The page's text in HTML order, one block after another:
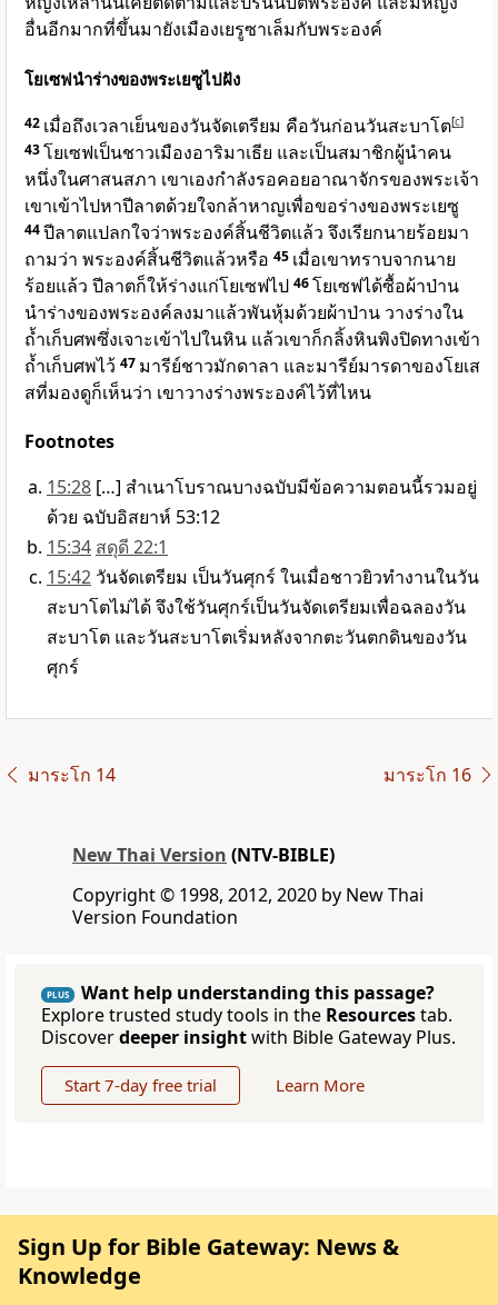
อื่นอีกมากที่ขึ้นมายังเมืองเยรูซาเล็มกับพระองค์
โยเซฟนำร่างของพระเยซูไปฝัง
42 เมื่อถึงเวลาเย็นของวันจัดเตรียม คือวันก่อนวันสะบาโต[c]
43โยเซฟเป็นชาวเมืองอาริมาเธีย และเป็นสมาชิกผู้นำคน
หนึ่งในศาสนสภา เขาเองกำลังรอคอยอาณาจักรของพระเจ้า
เขาเข้าไปหาปีลาตด้วยใจกล้าหาญเพื่อขอร่างของพระเยซู
44ปีลาตแปลกใจว่าพระองค์สิ้นชีวิตแล้ว จึงเรียกนายร้อยมา
ถามว่า พระองค์สิ้นชีวิตแล้วหรือ 45 เมื่อเขาทราบจากนาย
ร้อยแล้ว ปีลาตก็ให้ร่างแก่โยเซฟไป 46โยเซฟได้ซื้อผ้าป่าน
นำร่างของพระองค์ลงมาแล้วพันหุ้มด้วยผ้าป่าน วางร่างใน
ถ้ำเก็บศพซึ่งเจาะเข้าไปในหิน แล้วเขาก็กลิ้งหินพิงปิดทางเข้า
ถ้ำเก็บศพไว้ 47 มารีย์ชาวมักดาลา และมารีย์มารดาของโยเส
สที่มองดูก็เห็นว่า เขาวางร่างพระองค์ไว้ที่ไหน
Footnotes
15:28 […] สำเนาโบราณบางฉบับมีข้อความตอนนี้รวมอยู่
ด้วย ฉบับอิสยาห์ 53:12
15:34 สดุดี 22:1
15:42 วันจัดเตรียม เป็นวันศุกร์ ในเมื่อชาวยิวทำงานในวัน
สะบาโตไม่ได้ จึงใช้วันศุกร์เป็นวันจัดเตรียมเพื่อฉลองวัน
สะบาโต และวันสะบาโตเริ่มหลังจากตะวันตกดินของวัน
ศุกร์
มาระโก 14 มาระโก 16
New Thai Version (NTV-BIBLE)
Copyright © 1998, 2012, 2020 by New Thai
Version Foundation
PLUS
Want help understanding this passage?
Explore trusted study tools in the Resourcestab.
Discoverdeeper insightwith Bible Gateway Plus.
Start 7-day free trial Learn More
Sign Up for Bible Gateway: News &
Knowledge